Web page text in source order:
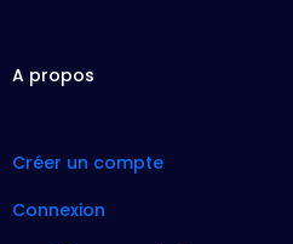
A propos
Créer un compte
Connexion